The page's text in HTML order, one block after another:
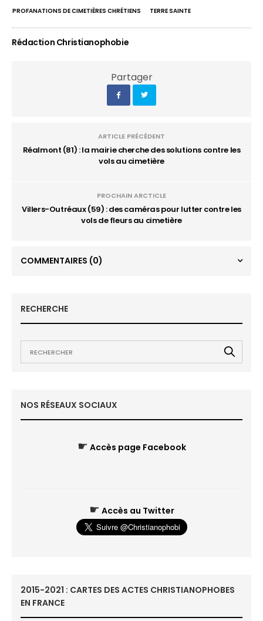
PROFANATIONS DE CIMETIÈRES CHRÉTIENS
TERRE SAINTE
Rédaction Christianophobie
Partager
ARTICLE PRÉCÉDENT
Réalmont (81) : la mairie cherche des solutions contre les
vols au cimetière
PROCHAIN ARCTICLE
Villers-Outréaux (59) : des caméras pour lutter contre les
vols de fleurs au cimetière
COMMENTAIRES (0)
RECHERCHE
NOS RÉSEAUX SOCIAUX
☛ Accès page Facebook
☛ Accès au Twitter
2015-2021 : CARTES DES ACTES CHRISTIANOPHOBES
EN FRANCE